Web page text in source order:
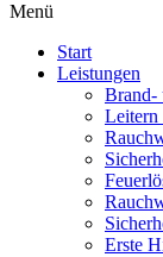
Menü
Start
Leistungen
Brand-
Leitern
Erste